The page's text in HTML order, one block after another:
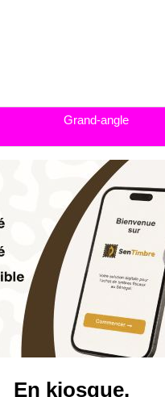
Grand-angle
En kiosque.